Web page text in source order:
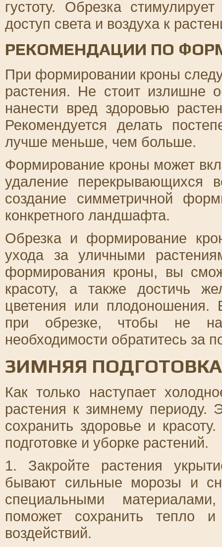
густоту. Обрезка
доступ света и воздуха к
РЕКОМЕНДАЦИИ ПО
При формировании кроны
растения. Не стоит излишне
нанести вред здоровью
Рекомендуется делать
лучше меньше, чем больше.
Формирование кроны может
удаление перекрывающихся
создание симметричной
конкретного ландшафта.
Обрезка и формирование
ухода за уличными
формирования кроны, вы
красоту, а также достичь
цветения или плодоношения.
при обрезке, чтобы не
необходимости обратитесь за
ЗИМНЯЯ
Как только наступает
растения к зимнему
сохранить здоровье и
подготовке и уборке растений.
1. Закройте растения
бывают сильные морозы и
специальными
поможет сохранить тепло
воздействий.